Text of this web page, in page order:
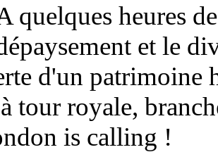
quelques heures
et le
d'un patrimoine
tour royale,
is calling !